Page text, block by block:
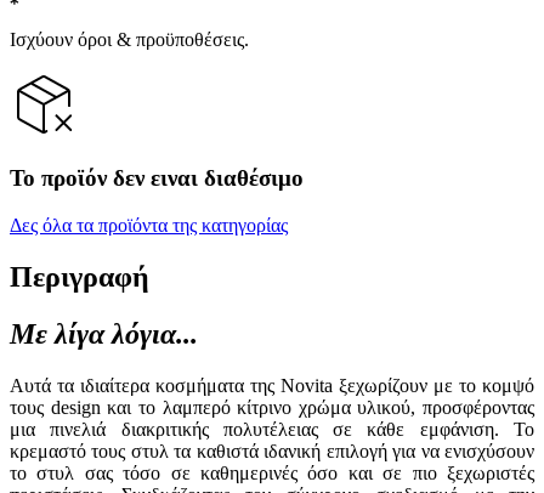
Ισχύουν όροι & προϋποθέσεις.
Το προϊόν δεν ειναι διαθέσιμο
Δες όλα τα προϊόντα της κατηγορίας
Περιγραφή
Με λίγα λόγια...
Αυτά τα ιδιαίτερα κοσμήματα της Novita ξεχωρίζουν με το κομψό
τους design και το λαμπερό κίτρινο χρώμα υλικού, προσφέροντας
μια πινελιά διακριτικής πολυτέλειας σε κάθε εμφάνιση. Το
κρεμαστό τους στυλ τα καθιστά ιδανική επιλογή για να ενισχύσουν
το στυλ σας τόσο σε καθημερινές όσο και σε πιο ξεχωριστές